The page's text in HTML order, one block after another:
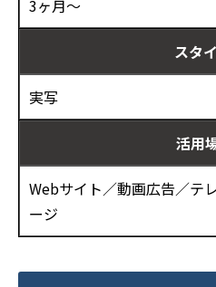
3ヶ月～
スタ
実写
活用
Webサイト／動画広告／テ
ージ